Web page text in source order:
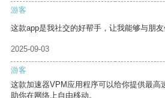
游客
这款app是我社交的好帮手，让我能够与朋友
2025-09-03
游客
这款加速器VPM应用程序可以给你提供最高
助你在网络上自由移动。